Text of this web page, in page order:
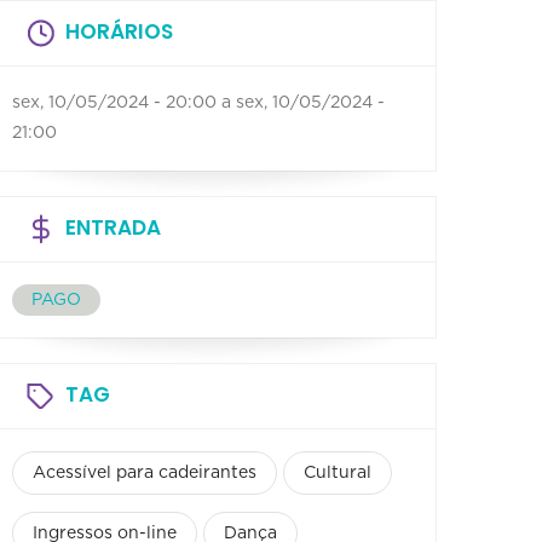
HORÁRIOS
sex, 10/05/2024 - 20:00 a sex, 10/05/2024 -
21:00
ENTRADA
PAGO
TAG
Acessível para cadeirantes Cultural
Ingressos on-line Dança